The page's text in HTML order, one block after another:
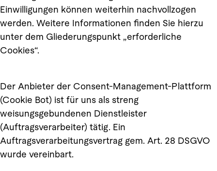
Einwilligungen können weiterhin nachvollzogen
werden. Weitere Informationen finden Sie hierzu
unter dem Gliederungspunkt „erforderliche
Cookies“.
Der Anbieter der Consent-Management-Plattform
(Cookie Bot) ist für uns als streng
weisungsgebundenen Dienstleister
(Auftragsverarbeiter) tätig. Ein
Auftragsverarbeitungsvertrag gem. Art. 28 DSGVO
wurde vereinbart.